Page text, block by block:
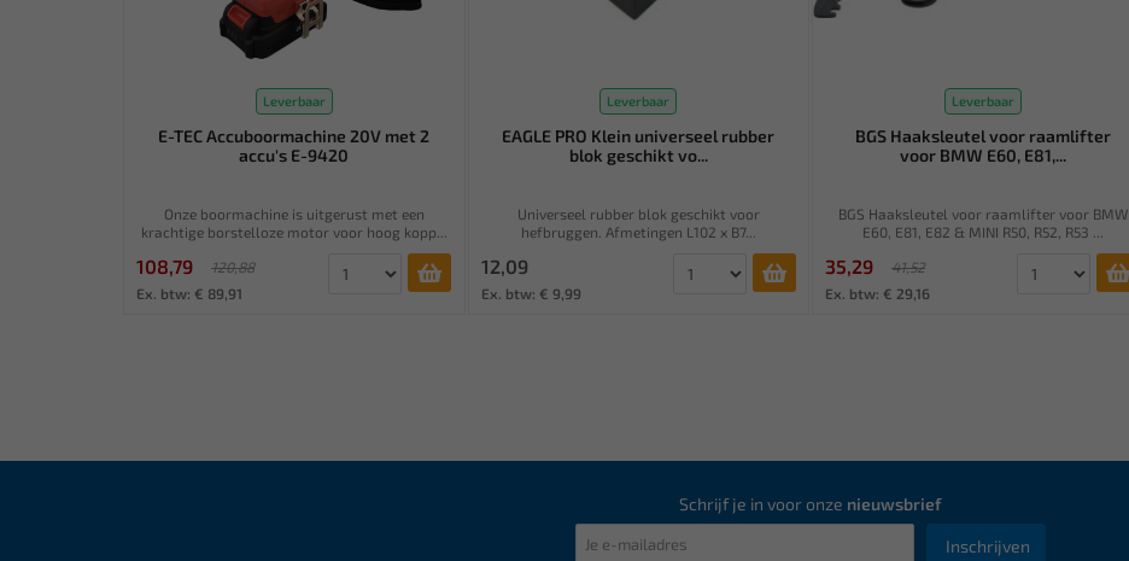
Leverbaar
E-TEC Accuboormachine 20V met 2
accu's E-9420
Onze boormachine is uitgerust met een
krachtige borstelloze motor voor hoog kopp...
108,79
120,88
Ex. btw: € 89,91
Leverbaar
EAGLE PRO Klein universeel rubber
blok geschikt vo...
Universeel rubber blok geschikt voor
hefbruggen. Afmetingen L102 x B7...
12,09
Ex. btw: € 9,99
Leverbaar
BGS Haaksleutel voor raamlifter
voor BMW E60, E81,...
BGS Haaksleutel voor raamlifter voor BMW
E60, E81, E82 & MINI R50, R52, R53 ...
35,29
41,52
Ex. btw: € 29,16
Schrijf je in voor onze nieuwsbrief
Inschrijven